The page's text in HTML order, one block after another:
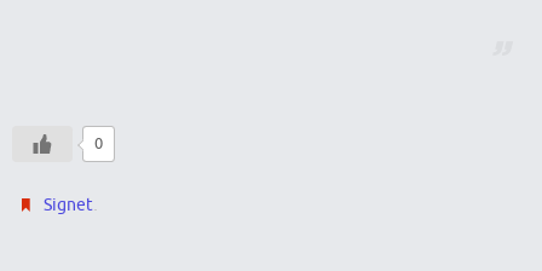
0
Signet.